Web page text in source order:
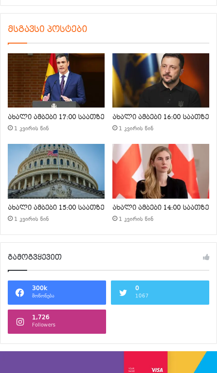
მსგავსი პოსტები
ახალი ამბები 17:00 საათზე
1 კვირის წინ
ახალი ამბები 16:00 საათზე
1 კვირის წინ
ახალი ამბები 15:00 საათზე
1 კვირის წინ
ახალი ამბები 14:00 საათზე
1 კვირის წინ
გამოგვყევით
300k
მოწონება
0
1067
1,726
Followers